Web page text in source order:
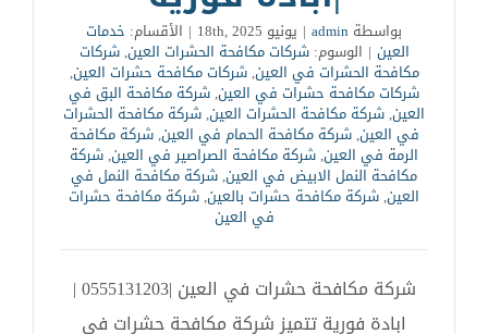
بواسطة admin
| يونيو 18th, 2025 | الأقسام: خدمات
العين | الوسوم:شركات مكافحة الحشرات العين,شركات
مكافحة الحشرات في العين,شركات مكافحة حشرات العين,
شركات مكافحة حشرات في العين,شركة مكافحة البق في
العين,شركة مكافحة الحشرات العين,شركة مكافحة الحشرات
في العين,شركة مكافحة الحمام في العين,شركة مكافحة
الرمة في العين,شركة مكافحة الصراصير في العين,شركة
مكافحة النمل الابيض في العين,شركة مكافحة النمل في
العين,شركة مكافحة حشرات بالعين,شركة مكافحة حشرات
في العين
شركة مكافحة حشرات في العين |0555131203 |
ابادة فورية تتميز شركة مكافحة حشرات في